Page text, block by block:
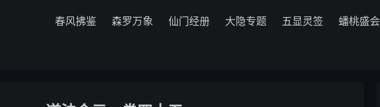
春风拂鉴 森罗万象 仙门经册 大隐专题 五显灵签 蟠桃盛会